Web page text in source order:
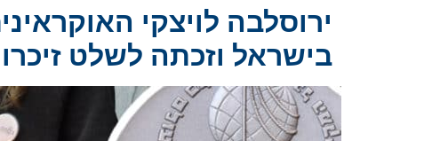
ירוסלבה לויצקי
בישראל וזכתה לשלט